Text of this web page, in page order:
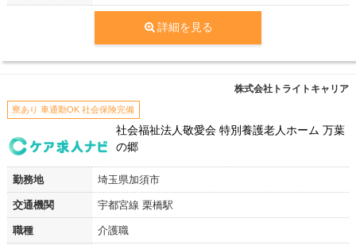
詳細を見る
株式会社トライトキャリア
寮あり 車通勤OK 社会保険完備
社会福祉法人敬愛会 特別養護老人ホーム 万葉
の郷
勤務地 埼玉県加須市
交通機関 宇都宮線 栗橋駅
職種 介護職